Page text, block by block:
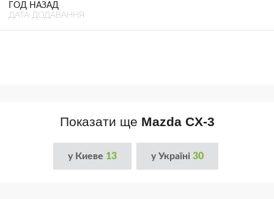
ГОД НАЗАД
ДАТА ДОДАВАННЯ
Показати ще Mazda CX-3
у Киеве 13 у Україні 30